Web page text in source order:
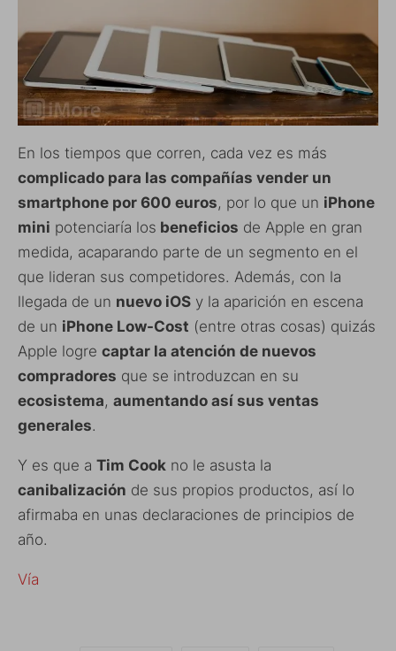
En los tiempos que corren, cada vez es más
complicado para las compañías vender un
smartphone por 600 euros, por lo que un iPhone
mini potenciaría los beneficios de Apple en gran
medida, acaparando parte de un segmento en el
que lideran sus competidores. Además, con la
llegada de un nuevo iOS y la aparición en escena
de un iPhone Low-Cost (entre otras cosas) quizás
Apple logre captar la atención de nuevos
compradores que se introduzcan en su
ecosistema, aumentando así sus ventas
generales.
Y es que a Tim Cook no le asusta la
canibalización de sus propios productos, así lo
afirmaba en unas declaraciones de principios de
año.
Vía